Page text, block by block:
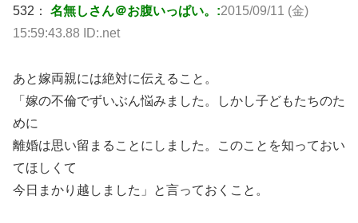
532： 名無しさん＠お腹いっぱい。:2015/09/11 (金)
15:59:43.88 ID:.net
あと嫁両親には絶対に伝えること。
「嫁の不倫でずいぶん悩みました。しかし子どもたちのた
めに
離婚は思い留まることにしました。このことを知っておい
てほしくて
今日まかり越しました」と言っておくこと。